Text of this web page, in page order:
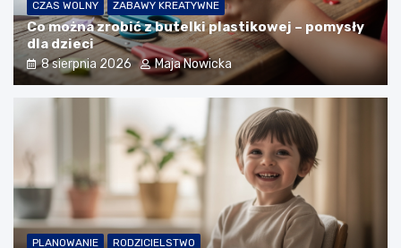
CZAS WOLNY ZABAWY KREATYWNE
Co można zrobić z butelki plastikowej – pomysły
dla dzieci
8 sierpnia 2026 Maja Nowicka
PLANOWANIE RODZICIELSTWO